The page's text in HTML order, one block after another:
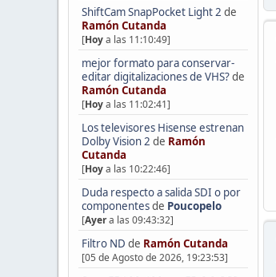
ShiftCam SnapPocket Light 2 de
Ramón Cutanda
[Hoya las 11:10:49]
mejor formato para conservar-
editar digitalizaciones de VHS?de
Ramón Cutanda
[Hoya las 11:02:41]
Los televisores Hisense estrenan
Dolby Vision 2 de Ramón
Cutanda
[Hoya las 10:22:46]
Duda respecto a salida SDI o por
componentesde Poucopelo
[Ayera las 09:43:32]
Filtro ND de Ramón Cutanda
[05 de Agosto de 2026, 19:23:53]